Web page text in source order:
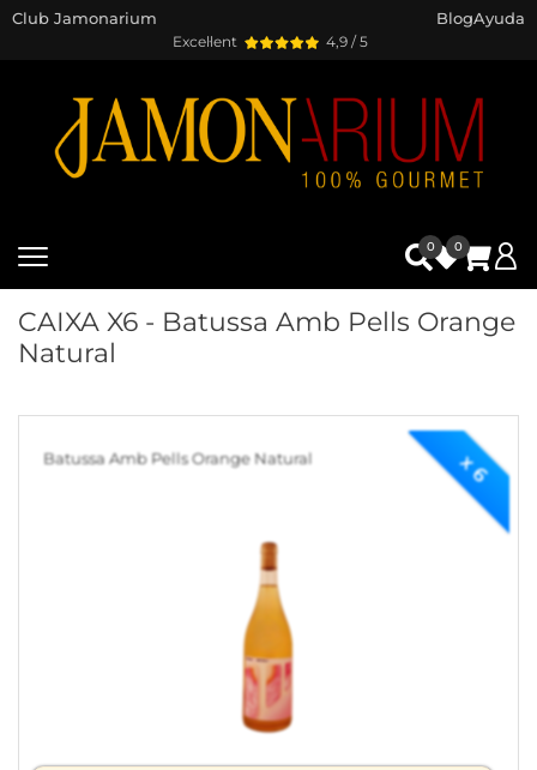
Excel·lent 4,9 / 5
Club Jamonarium BlogAyuda
0 0
CAIXA X6 - Batussa Amb Pells Orange
Natural
x 6
Batussa Amb Pells Orange Natural